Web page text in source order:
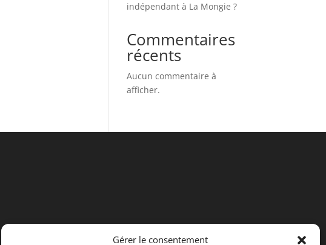
Gérer le consentement
indépendant à La Mongie ?
Commentaires
récents
Aucun commentaire à
afficher.